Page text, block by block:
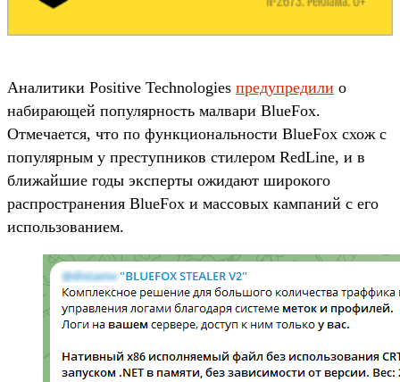
Аналитики Positive Technologies предупредили о
набирающей популярность малвари BlueFox.
Отмечается, что по функциональности BlueFox схож с
популярным у преступников стилером RedLine, и в
ближайшие годы эксперты ожидают широкого
распространения BlueFox и массовых кампаний с его
использованием.